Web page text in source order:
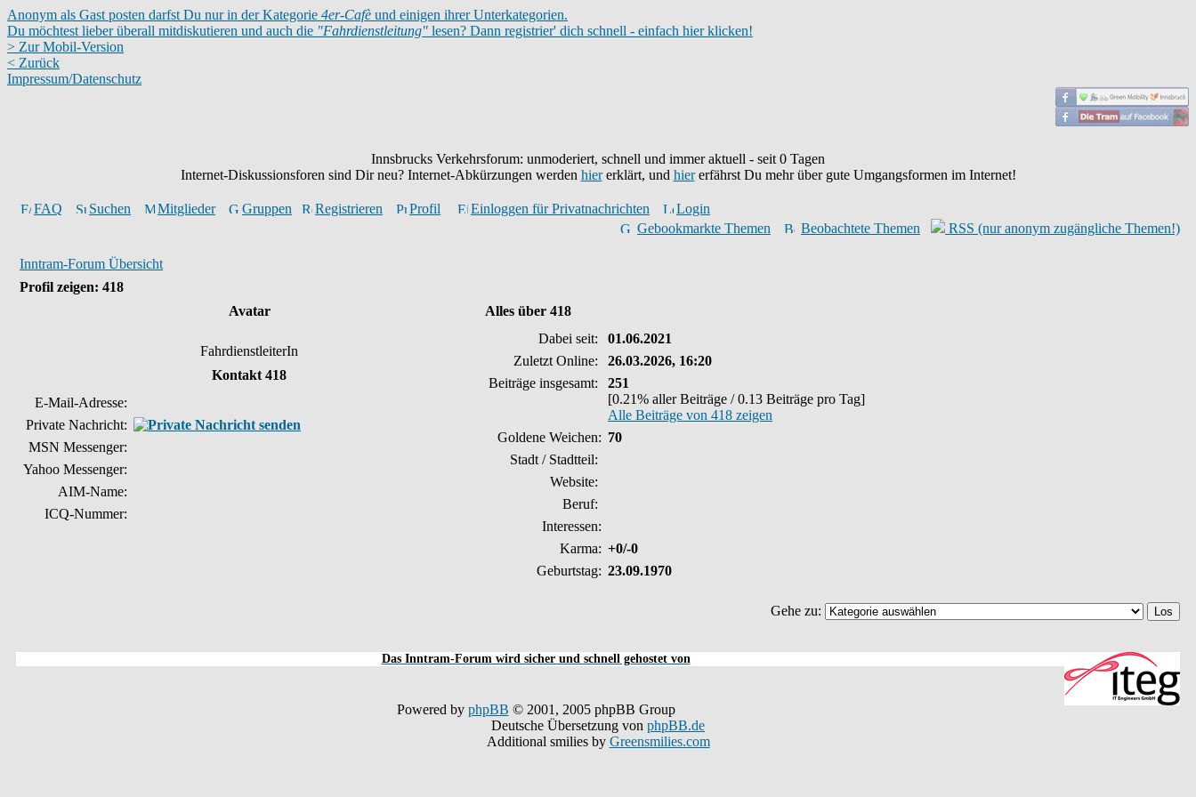
Anonym als Gast posten darfst Du nur in der Kategorie 4er-Cafè und einigen ihrer Unterkategorien.
Du möchtest lieber überall mitdiskutieren und auch die "Fahrdienstleitung" lesen? Dann registrier' dich schnell - einfach hier klicken!
> Zur Mobil-Version
< Zurück
Impressum/Datenschutz
Innsbrucks Verkehrsforum: unmoderiert, schnell und immer aktuell - seit 0 Tagen
Internet-Diskussionsforen sind Dir neu? Internet-Abkürzungen werden hiererklärt, und hiererfährst Du mehr über gute Umgangsformen im Internet!
FAQ Suchen Mitglieder Gruppen Registrieren Profil Einloggen für Privatnachrichten
Login
Gebookmarkte Themen
Beobachtete Themen RSS (nur anonym zugängliche Themen!)
Inntram-Forum Übersicht
Profil zeigen: 418
Avatar
Alles über 418
FahrdienstleiterIn
Dabei seit:
01.06.2021
Zuletzt Online:
26.03.2026, 16:20
Beiträge insgesamt:
251
[0.21% aller Beiträge / 0.13 Beiträge pro Tag]
Alle Beiträge von 418 zeigen
Goldene Weichen: 70
Stadt / Stadtteil:
Website:
Beruf:
Interessen:
Karma: +0/-0
Geburtstag: 23.09.1970
Kontakt 418
E-Mail-Adresse:
Private Nachricht:
MSN Messenger:
Yahoo Messenger:
AIM-Name:
ICQ-Nummer:
Gehe zu:
Das Inntram-Forum wird sicher und schnell gehostet von
Powered by phpBB © 2001, 2005 phpBB Group
Deutsche Übersetzung von phpBB.de
Additional smilies by Greensmilies.com